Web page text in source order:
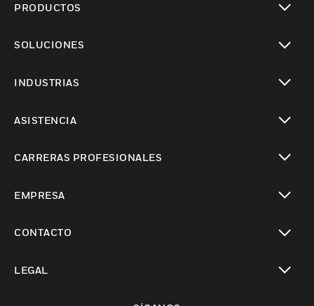
PRODUCTOS
SOLUCIONES
INDUSTRIAS
ASISTENCIA
CARRERAS PROFESIONALES
EMPRESA
CONTACTO
LEGAL